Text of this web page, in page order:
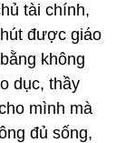
tài chính,
được giáo
không
dục, thầy
mình mà
đủ sống,